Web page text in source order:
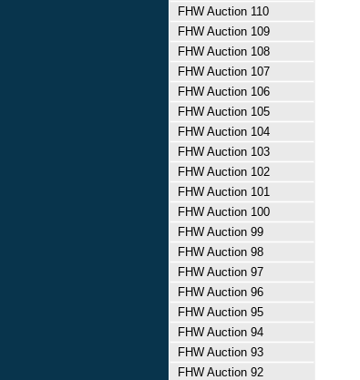
FHW Auction 110
FHW Auction 109
FHW Auction 108
FHW Auction 107
FHW Auction 106
FHW Auction 105
FHW Auction 104
FHW Auction 103
FHW Auction 102
FHW Auction 101
FHW Auction 100
FHW Auction 99
FHW Auction 98
FHW Auction 97
FHW Auction 96
FHW Auction 95
FHW Auction 94
FHW Auction 93
FHW Auction 92